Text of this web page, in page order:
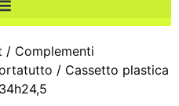
/ Complementi
/ Cassetto plastica